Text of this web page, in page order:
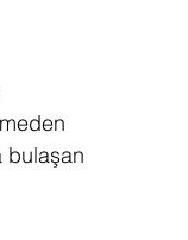
bulaşan